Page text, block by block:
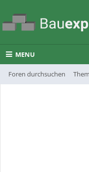
MENU
Foren durchsuchen